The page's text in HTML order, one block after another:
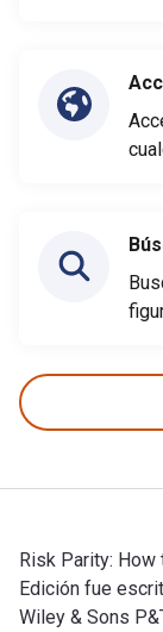
Risk Parity:
Edición fue
Wiley & Sons